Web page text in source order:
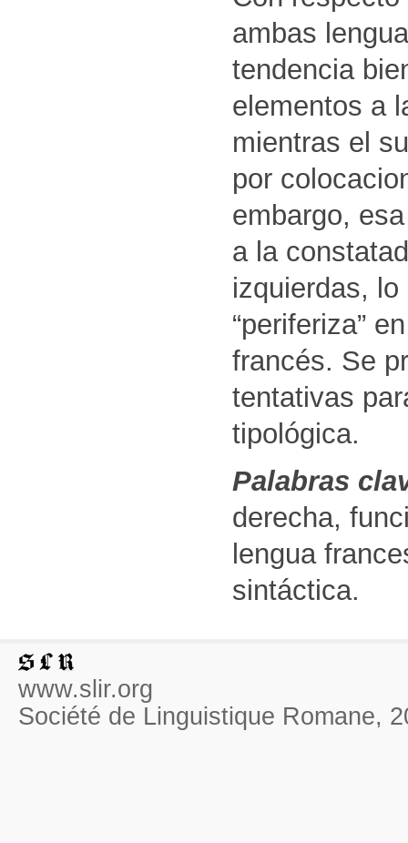
ambas
tendencia
elementos a
mientras el
por
embargo,
a la
izquierdas,
“periferiza”
francés. Se
tentativas
tipológica.
Palabras
derecha,
lengua
sintáctica.
www.slir.org
Société de Linguistique Romane,